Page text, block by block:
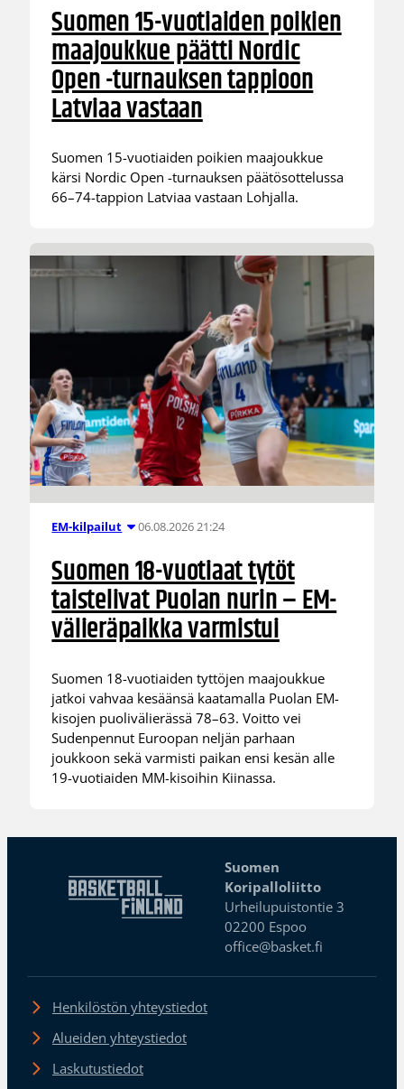
Suomen 15-vuotiaiden poikien
maajoukkue päätti Nordic
Open -turnauksen tappioon
Latviaa vastaan
Suomen 15-vuotiaiden poikien maajoukkue
kärsi Nordic Open -turnauksen päätösottelussa
66–74-tappion Latviaa vastaan Lohjalla.
EM-kilpailut 06.08.2026 21:24
Suomen 18-vuotiaat tytöt
taistelivat Puolan nurin – EM-
välieräpaikka varmistui
Suomen 18-vuotiaiden tyttöjen maajoukkue
jatkoi vahvaa kesäänsä kaatamalla Puolan EM-
kisojen puolivälierässä 78–63. Voitto vei
Sudenpennut Euroopan neljän parhaan
joukkoon sekä varmisti paikan ensi kesän alle
19-vuotiaiden MM-kisoihin Kiinassa.
Suomen
Koripalloliitto
Urheilupuistontie 3
02200 Espoo
office@basket.fi
Henkilöstön yhteystiedot
Alueiden yhteystiedot
Laskutustiedot